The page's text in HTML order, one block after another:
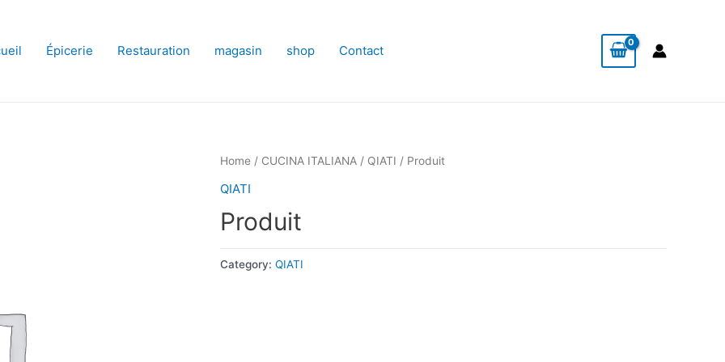
Épicerie Restauration magasin shop Contact
Home / CUCINA ITALIANA / QIATI / Produit
QIATI
Produit
Category: QIATI